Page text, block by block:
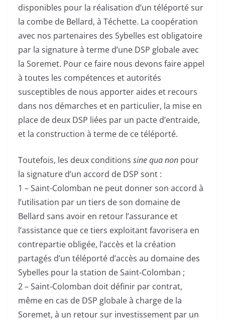
disponibles pour la réalisation d’un téléporté sur
la combe de Bellard, à Téchette. La coopération
avec nos partenaires des Sybelles est obligatoire
par la signature à terme d’une DSP globale avec
la Soremet. Pour ce faire nous devons faire appel
à toutes les compétences et autorités
susceptibles de nous apporter aides et recours
dans nos démarches et en particulier, la mise en
place de deux DSP liées par un pacte d’entraide,
et la construction à terme de ce téléporté.
Toutefois, les deux conditions sine qua non pour
la signature d’un accord de DSP sont :
1 – Saint-Colomban ne peut donner son accord à
l’utilisation par un tiers de son domaine de
Bellard sans avoir en retour l’assurance et
l’assistance que ce tiers exploitant favorisera en
contrepartie obligée, l’accès et la création
partagés d’un téléporté d’accès au domaine des
Sybelles pour la station de Saint-Colomban ;
2 – Saint-Colomban doit définir par contrat,
même en cas de DSP globale à charge de la
Soremet, à un retour sur investissement par un